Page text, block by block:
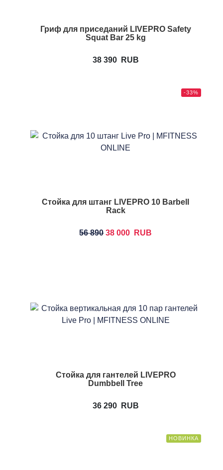
Гриф для приседаний LIVEPRO Safety
Squat Bar 25 kg
38 390 RUB
-33%
Стойка для штанг LIVEPRO 10 Barbell
Rack
56 890 38 000 RUB
Стойка для гантелей LIVEPRO
Dumbbell Tree
36 290 RUB
НОВИНКА